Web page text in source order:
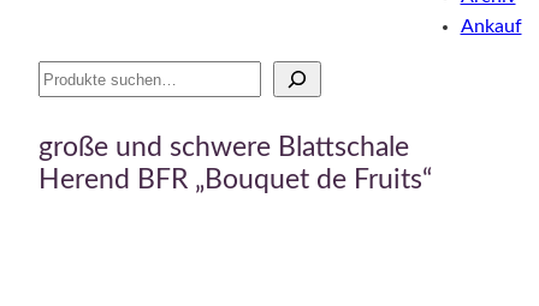
Suche
Ankauf
große und schwere Blattschale
Herend BFR „Bouquet de Fruits“